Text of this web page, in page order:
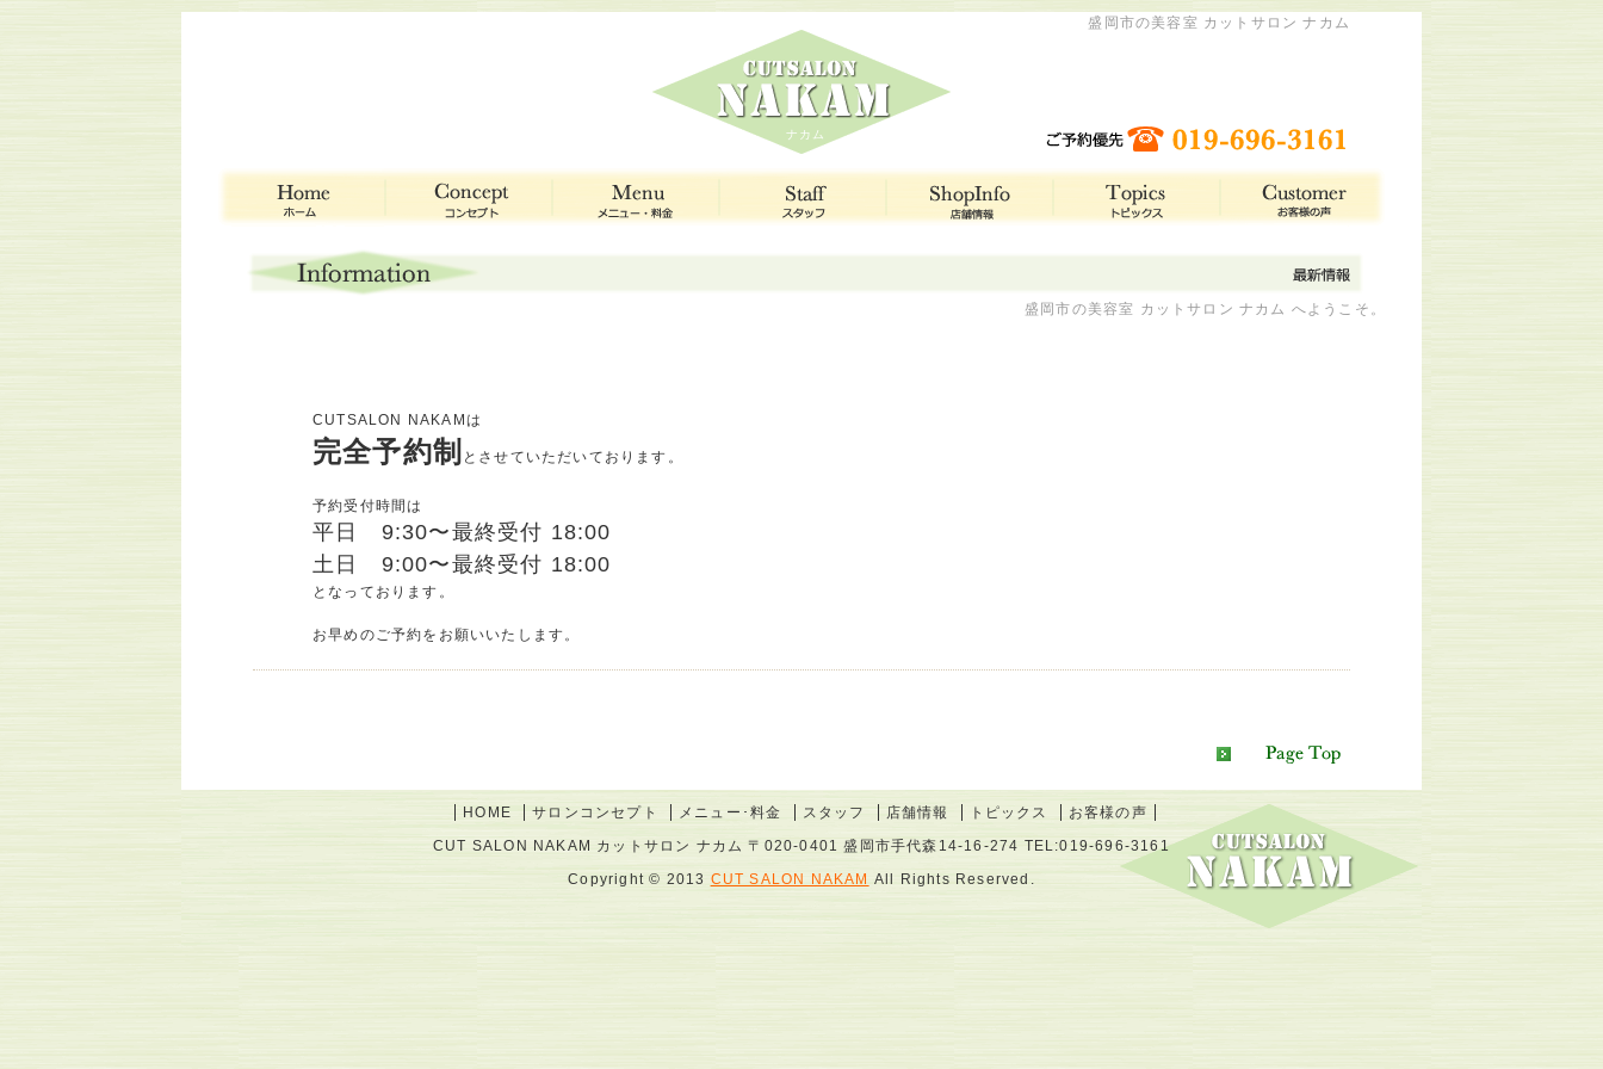
盛岡市の美容室 カットサロン ナカム
ナカム
盛岡市の美容室 カットサロン ナカム へようこそ。
CUTSALON NAKAMは
完全予約制 とさせていただいております。
予約受付時間は
平日 9:30〜最終受付 18:00
土日 9:00〜最終受付 18:00
となっております。
お早めのご予約をお願いいたします。
HOME サロンコンセプト メニュー･料金 スタッフ 店舗情報 トピックス
お客様の声
CUT SALON NAKAM カットサロン ナカム 〒020-0401 盛岡市手代森14-16-274 TEL:019-696-3161
Copyright © 2013 CUT SALON NAKAM All Rights Reserved.